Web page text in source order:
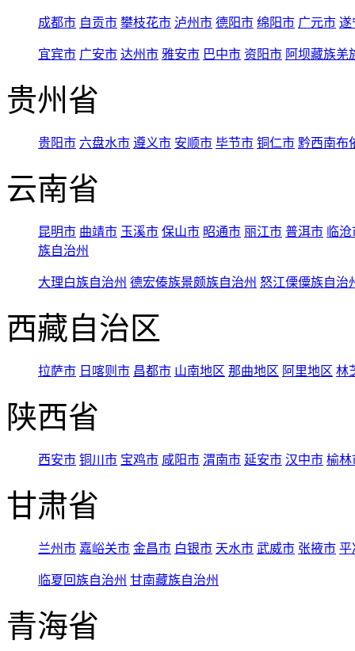
成都市 自贡市 攀枝花市 泸州市 德阳市 绵阳市 广元市 遂
宜宾市 广安市 达州市 雅安市 巴中市 资阳市 阿坝藏族羌
贵州省
贵阳市 六盘水市 遵义市 安顺市 毕节市 铜仁市 黔西南布
云南省
昆明市 曲靖市 玉溪市 保山市 昭通市 丽江市 普洱市 临
族自治州
大理白族自治州 德宏傣族景颇族自治州 怒江傈僳族自治
西藏自治区
拉萨市 日喀则市 昌都市 山南地区 那曲地区 阿里地区 林
陕西省
西安市 铜川市 宝鸡市 咸阳市 渭南市 延安市 汉中市 榆林
甘肃省
兰州市 嘉峪关市 金昌市 白银市 天水市 武威市 张掖市 平
临夏回族自治州 甘南藏族自治州
青海省